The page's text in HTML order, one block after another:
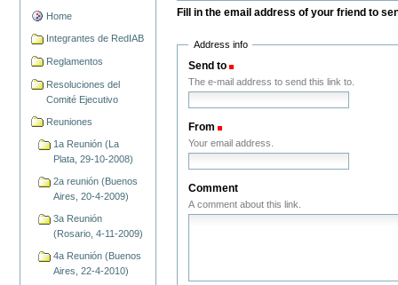
Home
Integrantes de RedIAB
Reglamentos
Resoluciones del
Comité Ejecutivo
Reuniones
1a Reunión (La
Plata, 29-10-2008)
2a reunión (Buenos
Aires, 20-4-2009)
3a Reunión
(Rosario, 4-11-2009)
4a Reunión (Buenos
Aires, 22-4-2010)
Fill in the email address of your friend to
Address info
Send to
The e-mail address to send this link to.
From
Your email address.
Comment
A comment about this link.